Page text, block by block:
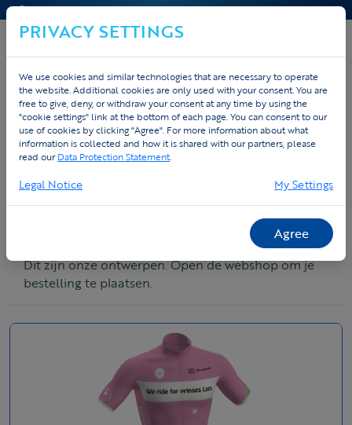
CONTACT & HELP
BESTEL NU JOUW KLEDING
Open de webshop om je bestelling te plaatsen.
Dit zijn onze ontwerpen. Open de webshop om je
bestelling te plaatsen.
PRIVACY SETTINGS
We use cookies and similar technologies that are necessary to operate
the website. Additional cookies are only used with your consent. You are
free to give, deny, or withdraw your consent at any time by using the
"cookie settings" link at the bottom of each page. You can consent to our
use of cookies by clicking "Agree". For more information about what
information is collected and how it is shared with our partners, please
read ourData Protection Statement.
Legal Notice My Settings
Agree